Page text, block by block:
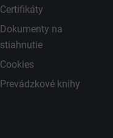
Certifikáty
Dokumenty na
stiahnutie
Cookies
Prevádzkové knihy